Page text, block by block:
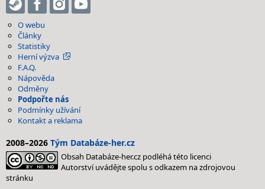
O webu
Články
Statistiky
Herní výzva
F.A.Q.
Nápověda
Odměny
Podpořte nás
Podmínky užívání
Kontakt a reklama
2008–2026 Tým Databáze-her.cz
Obsah Databáze-her.cz podléhá této licenci
Autorství uvádějte spolu s odkazem na zdrojovou
stránku